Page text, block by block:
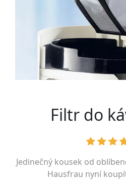
Filtr do
Jedinečný kousek od
Hausfrau nyní